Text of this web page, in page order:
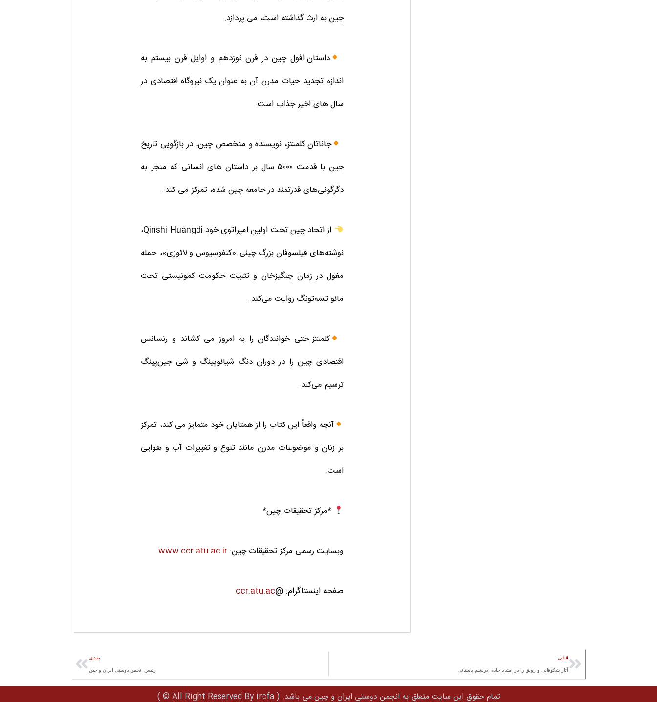
چین به ارث گذاشته است، می پردازد.
داستان افول چین در قرن نوزدهم و اوایل قرن بیستم به
اندازه تجدید حیات مدرن آن به عنوان یک نیروگاه اقتصادی در
سال های اخیر جذاب است.
جاناتان کلمنتز، نویسنده و متخصص چین، در بازگویی تاریخ
چین با قدمت ۵۰۰۰ سال بر داستان های انسانی که منجر به
دگرگونی‌های قدرتمند در جامعه چین شده، تمرکز می کند.
از اتحاد چین تحت اولین امپراتوی خود Qinshi Huangdi،
نوشته‌های فیلسوفان بزرگ چینی «کنفوسیوس و لائوزی»، حمله
مغول در زمان چنگیزخان و تثبیت حکومت کمونیستی تحت
مائو تسه‌تونگ روایت می‌کند.
کلمنتز حتی خوانندگان را به امروز می کشاند و رنسانس
اقتصادی چین را در دوران دنگ شیائوپینگ و شی جین‌پینگ
ترسیم می‌کند.
آنچه واقعاً این کتاب را از همتایان خود متمایز می کند، تمرکز
بر زنان و موضوعات مدرن مانند تنوع و تغییرات آب و هوایی
است.
*مرکز تحقیقات چین*
وبسایت رسمی مرکز تحقیقات چین:www.ccr.atu.ac.ir
صفحه اینستاگرام: @ccr.atu.ac
قبلی
آثار شکوفایی و رونق را در امتداد جاده ابریشم باستانی
بعدی
رئیس انجمن دوستی ایران و چین
تمام حقوق این سایت متعلق به انجمن دوستی ایران و چین می باشد. ( All Right Reserved By ircfa © )